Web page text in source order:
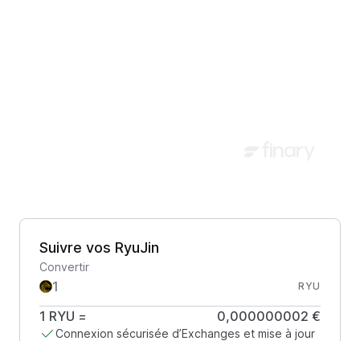
Suivre vos RyuJin
Convertir
RYU
1 RYU = 0,000000002 €
Connexion sécurisée d’Exchanges et mise à jour